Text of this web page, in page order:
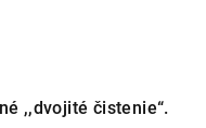
,,dvojité čistenie“.